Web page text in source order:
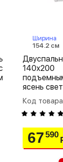
Ширина
154.2 см
ясень
Код
67590